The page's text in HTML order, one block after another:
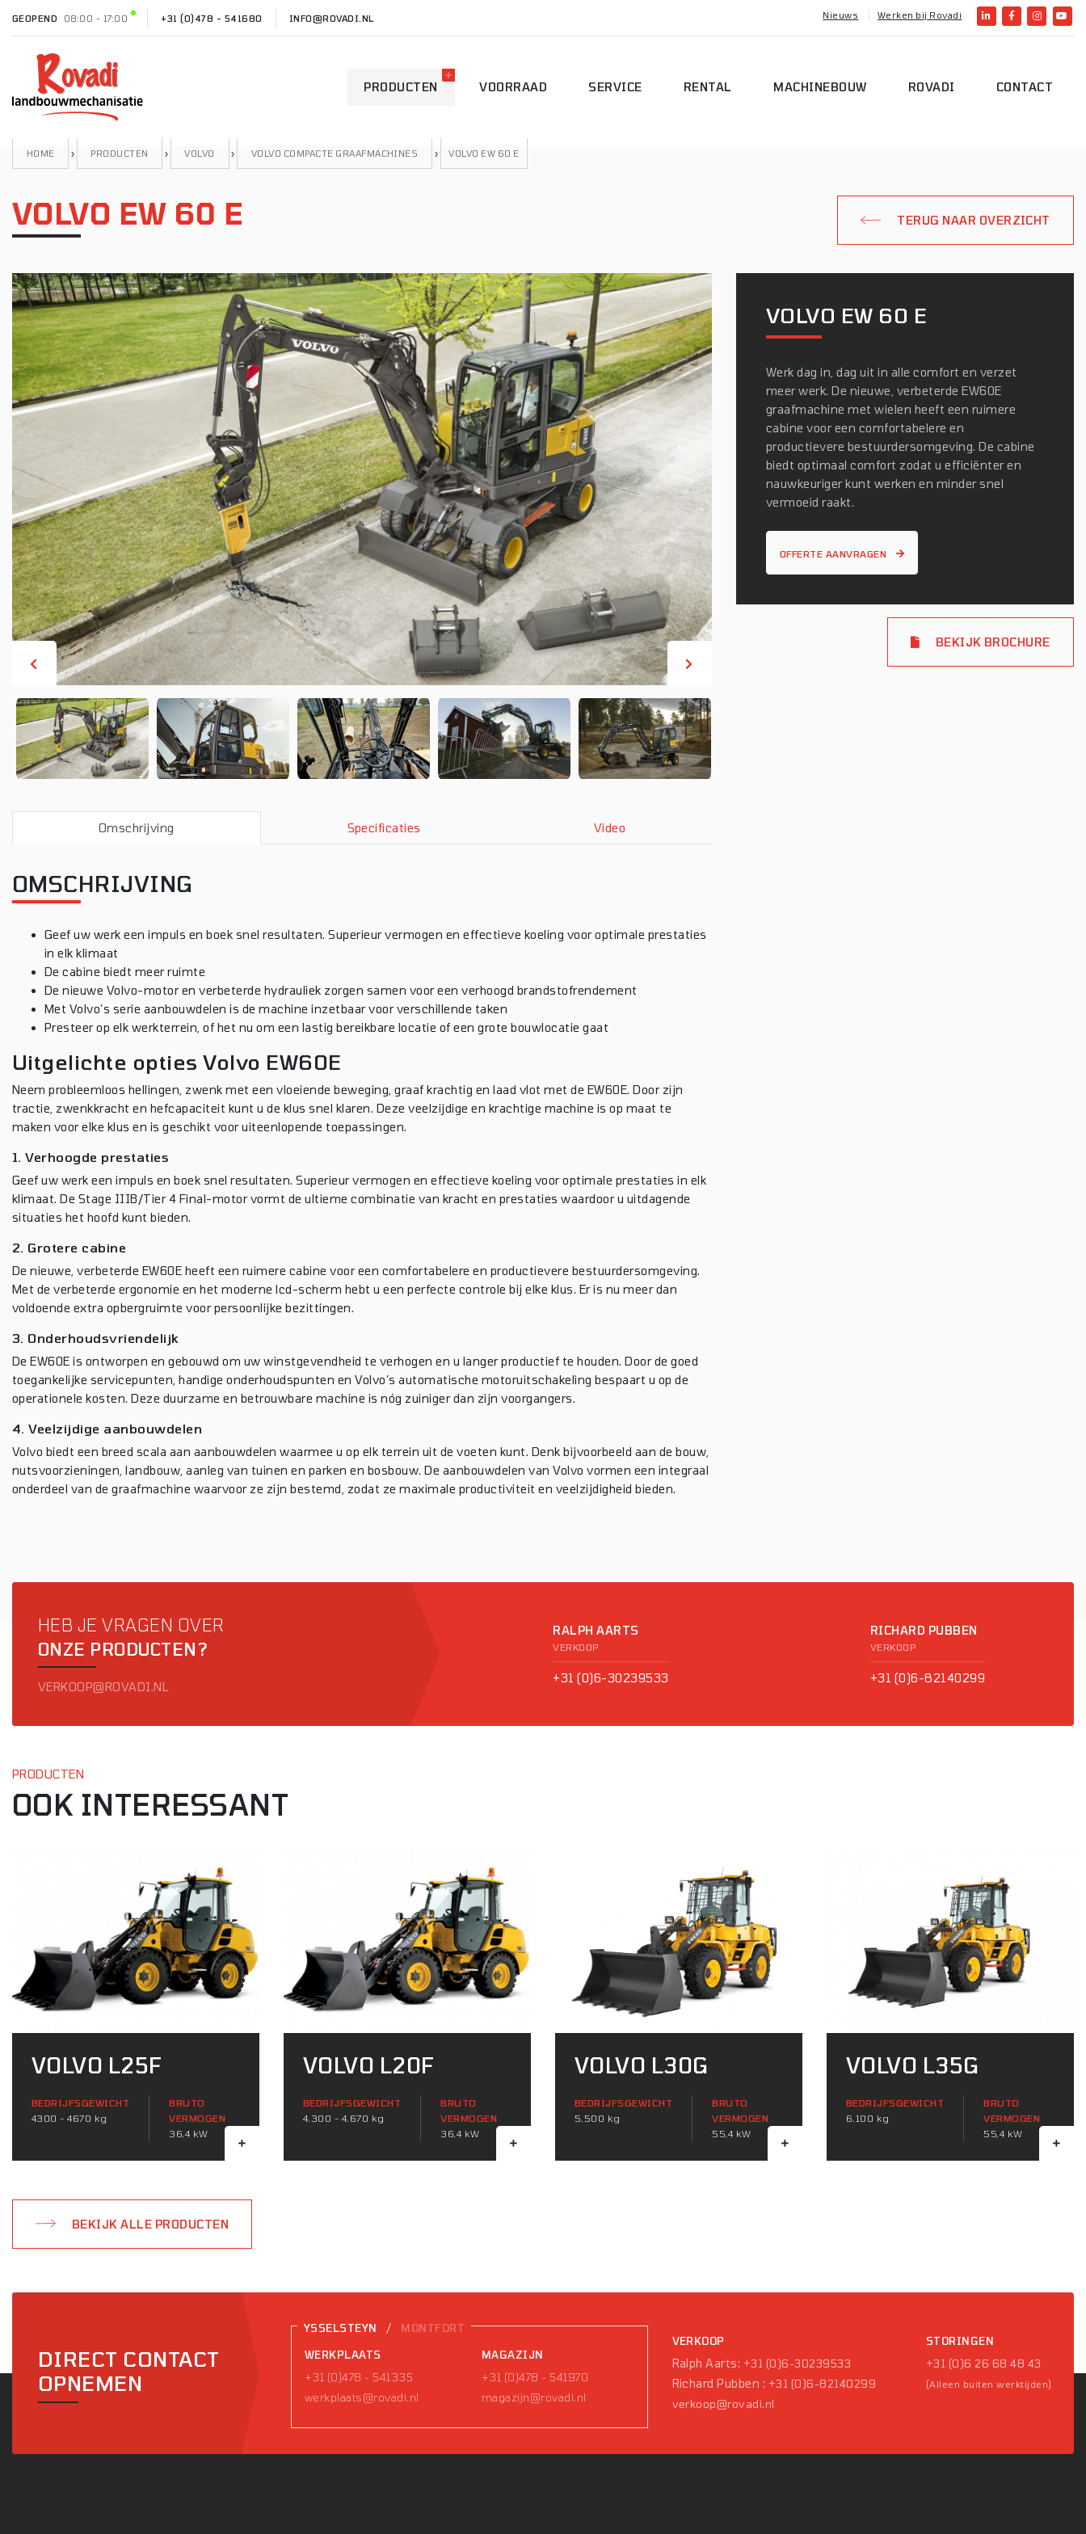
GEOPEND 08:00 - 17:00 +31 (0)478 - 541680 INFO@ROVADI.NL Nieuws Werken bij Rovadi
PRODUCTEN VOORRAAD SERVICE RENTAL MACHINEBOUW ROVADI CONTACT
HOME › PRODUCTEN › VOLVO › VOLVO COMPACTE GRAAFMACHINES › VOLVO EW 60 E
VOLVO EW 60 E TERUG NAAR OVERZICHT
Omschrijving Specificaties Video
OMSCHRIJVING
Geef uw werk een impuls en boek snel resultaten. Superieur vermogen en effectieve koeling voor optimale prestaties
in elk klimaat
De cabine biedt meer ruimte
De nieuwe Volvo-motor en verbeterde hydrauliek zorgen samen voor een verhoogd brandstofrendement
Met Volvo’s serie aanbouwdelen is de machine inzetbaar voor verschillende taken
Presteer op elk werkterrein, of het nu om een lastig bereikbare locatie of een grote bouwlocatie gaat
Uitgelichte opties Volvo EW60E
Neem probleemloos hellingen, zwenk met een vloeiende beweging, graaf krachtig en laad vlot met de EW60E. Door zijn
tractie, zwenkkracht en hefcapaciteit kunt u de klus snel klaren. Deze veelzijdige en krachtige machine is op maat te
maken voor elke klus en is geschikt voor uiteenlopende toepassingen.
1. Verhoogde prestaties
Geef uw werk een impuls en boek snel resultaten. Superieur vermogen en effectieve koeling voor optimale prestaties in elk
klimaat. De Stage IIIB/Tier 4 Final-motor vormt de ultieme combinatie van kracht en prestaties waardoor u uitdagende
situaties het hoofd kunt bieden.
2. Grotere cabine
De nieuwe, verbeterde EW60E heeft een ruimere cabine voor een comfortabelere en productievere bestuurdersomgeving.
Met de verbeterde ergonomie en het moderne lcd-scherm hebt u een perfecte controle bij elke klus. Er is nu meer dan
voldoende extra opbergruimte voor persoonlijke bezittingen.
3. Onderhoudsvriendelijk
De EW60E is ontworpen en gebouwd om uw winstgevendheid te verhogen en u langer productief te houden. Door de goed
toegankelijke servicepunten, handige onderhoudspunten en Volvo’s automatische motoruitschakeling bespaart u op de
operationele kosten. Deze duurzame en betrouwbare machine is nóg zuiniger dan zijn voorgangers.
4. Veelzijdige aanbouwdelen
Volvo biedt een breed scala aan aanbouwdelen waarmee u op elk terrein uit de voeten kunt. Denk bijvoorbeeld aan de bouw,
nutsvoorzieningen, landbouw, aanleg van tuinen en parken en bosbouw. De aanbouwdelen van Volvo vormen een integraal
onderdeel van de graafmachine waarvoor ze zijn bestemd, zodat ze maximale productiviteit en veelzijdigheid bieden.
VOLVO EW 60 E
Werk dag in, dag uit in alle comfort en verzet
meer werk. De nieuwe, verbeterde EW60E
graafmachine met wielen heeft een ruimere
cabine voor een comfortabelere en
productievere bestuurdersomgeving. De cabine
biedt optimaal comfort zodat u efficiënter en
nauwkeuriger kunt werken en minder snel
vermoeid raakt.
OFFERTE AANVRAGEN
BEKIJK BROCHURE
HEB JE VRAGEN OVER
ONZE PRODUCTEN?
VERKOOP@ROVADI.NL
RALPH AARTS
VERKOOP
+31 (0)6-30239533
RICHARD PUBBEN
VERKOOP
+31 (0)6-82140299
PRODUCTEN
OOK INTERESSANT
VOLVO L25F
BEDRIJFSGEWICHT
4300 - 4670 kg
BRUTO
VERMOGEN
36,4 kW
VOLVO L20F
BEDRIJFSGEWICHT
4.300 - 4.670 kg
BRUTO
VERMOGEN
36,4 kW
VOLVO L30G
BEDRIJFSGEWICHT
5.500 kg
BRUTO
VERMOGEN
55,4 kW
VOLVO L35G
BEDRIJFSGEWICHT
6.100 kg
BRUTO
VERMOGEN
55,4 kW
BEKIJK ALLE PRODUCTEN
DIRECT CONTACT
OPNEMEN
YSSELSTEYN / MONTFORT
WERKPLAATS
+31 (0)478 - 541335
werkplaats@rovadi.nl
MAGAZIJN
+31 (0)478 - 541970
magazijn@rovadi.nl
VERKOOP
Ralph Aarts: +31 (0)6-30239533
Richard Pubben : +31 (0)6-82140299
verkoop@rovadi.nl
STORINGEN
+31 (0)6 26 68 48 43
(Alleen buiten werktijden)